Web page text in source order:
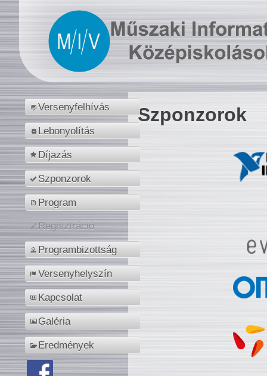
Versenyfelhívás
Lebonyolítás
Díjazás
Szponzorok
Program
Regisztráció
Programbizottság
Versenyhelyszín
Kapcsolat
Galéria
Eredmények
Szponzorok